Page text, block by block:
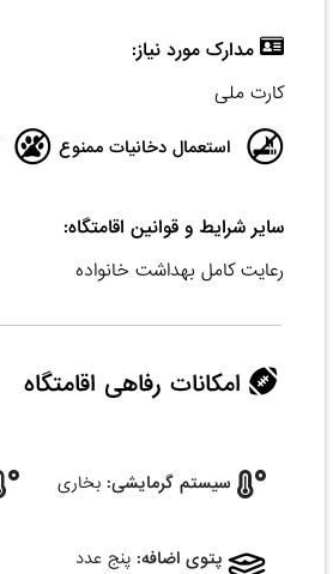
مدارک مورد نیاز:
کارت ملی
استعمال دخانیات ممنوع
سایر شرایط و قوانین اقامتگاه:
رعایت کامل بهداشت خانواده
امکانات رفاهی اقامتگاه
سیستم گرمایشی: بخاری
پتوی اضافه: پنج عدد